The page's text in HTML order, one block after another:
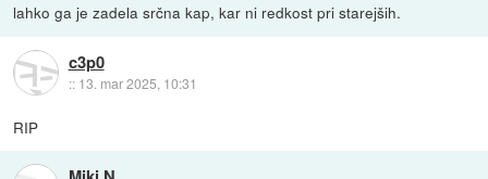
lahko ga je zadela srčna kap, kar ni redkost pri starejših.
c3p0
:: 13. mar 2025, 10:31
RIP